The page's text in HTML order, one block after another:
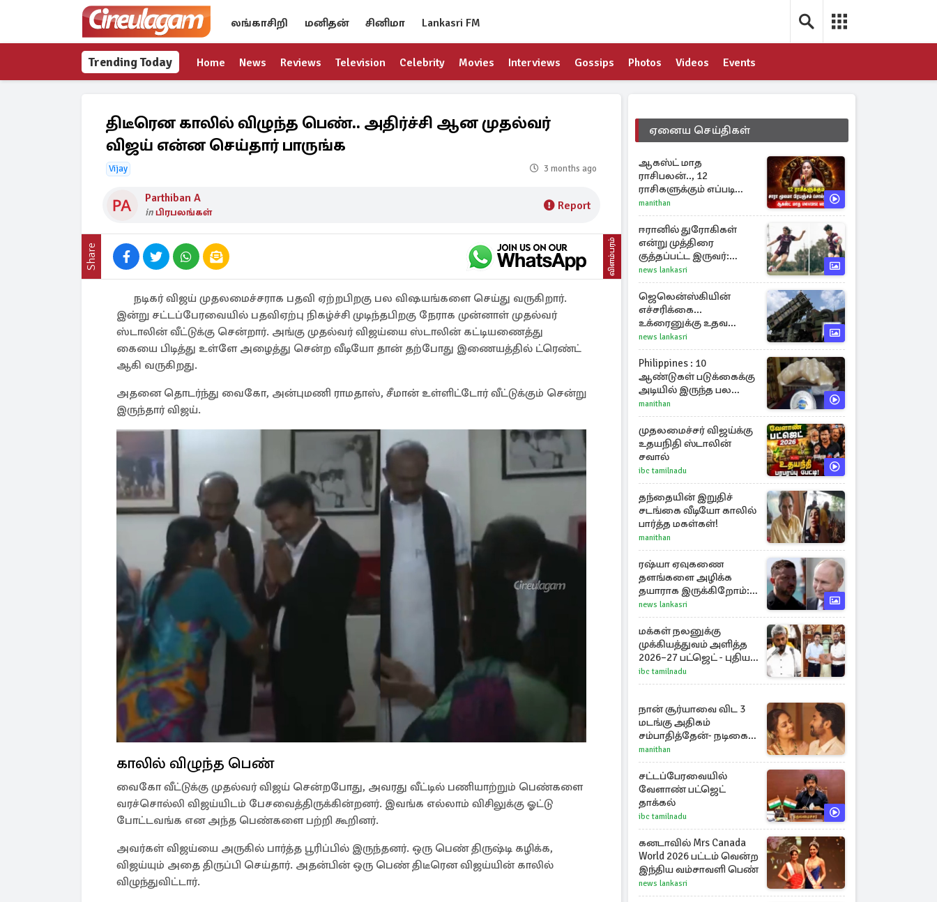
லங்காசிறி மனிதன் சினிமா Lankasri FM
Trending Today Home News Reviews Television Celebrity Movies Interviews Gossips Photos Videos Events
திடீரென காலில் விழுந்த பெண்.. அதிர்ச்சி ஆன முதல்வர்
விஜய் என்ன செய்தார் பாருங்க
Vijay 3 months ago
Parthiban A
inபிரபலங்கள் Report
Share விளம்பரம்
நடிகர் விஜய் முதலமைச்சராக பதவி ஏற்றபிறகு பல விஷயங்களை செய்து வருகிறார்.
இன்று சட்டப்பேரவையில் பதவிஏற்பு நிகழ்ச்சி முடிந்தபிறகு நேராக முன்னாள் முதல்வர்
ஸ்டாலின் வீட்டுக்கு சென்றார். அங்கு முதல்வர் விஜய்யை ஸ்டாலின் கட்டியணைத்து
கையை பிடித்து உள்ளே அழைத்து சென்ற வீடியோ தான் தற்போது இணையத்தில் ட்ரெண்ட்
ஆகி வருகிறது.
அதனை தொடர்ந்து வைகோ, அன்புமணி ராமதாஸ், சீமான் உள்ளிட்டோர் வீட்டுக்கும் சென்று
இருந்தார் விஜய்.
காலில் விழுந்த பெண்
வைகோ வீட்டுக்கு முதல்வர் விஜய் சென்றபோது, அவரது வீட்டில் பணியாற்றும் பெண்களை
வரச்சொல்லி விஜய்யிடம் பேசவைத்திருக்கின்றனர். இவங்க எல்லாம் விசிலுக்கு ஓட்டு
போட்டவங்க என அந்த பெண்களை பற்றி கூறினர்.
அவர்கள் விஜய்யை அருகில் பார்த்த பூரிப்பில் இருந்தனர். ஒரு பெண் திருஷ்டி கழிக்க,
விஜய்யும் அதை திருப்பி செய்தார். அதன்பின் ஒரு பெண் திடீரென விஜய்யின் காலில்
விழுந்துவிட்டார்.
ஏனைய செய்திகள்
ஆகஸ்ட் மாத
ராசிபலன்.., 12
ராசிகளுக்கும் எப்படி
இருக்கும்?
manithan
ஈரானில் துரோகிகள்
என்று முத்திரை
குத்தப்பட்ட இருவர்:
குடியுரிமை அளித்த நாடு
news lankasri
ஜெலென்ஸ்கியின்
எச்சரிக்கை...
உக்ரைனுக்கு உதவ
தீவிரமாகக் களமிறங்கிய
நேட்டோ
news lankasri
Philippines : 10
ஆண்டுகள் படுக்கைக்கு
அடியில் இருந்த பல
கோடி மதிப்புள்ள அரிய
முத்து!
manithan
முதலமைச்சர் விஜய்க்கு
உதயநிதி ஸ்டாலின்
சவால்
ibc tamilnadu
தந்தையின் இறுதிச்
சடங்கை வீடியோ காலில்
பார்த்த மகள்கள்!
manithan
ரஷ்யா ஏவுகணை
தளங்களை அழிக்க
தயாராக இருக்கிறோம்:
எச்சரிக்கை விடுத்த
ஜெலென்ஸ்கி
news lankasri
மக்கள் நலனுக்கு
முக்கியத்துவம் அளித்த
2026–27 பட்ஜெட் - புதிய
நலத்திட்டங்கள்
என்னென்ன?
ibc tamilnadu
நான் சூர்யாவை விட 3
மடங்கு அதிகம்
சம்பாதித்தேன்- நடிகை
ஜோதிகா
manithan
சட்டப்பேரவையில்
வேளாண் பட்ஜெட்
தாக்கல்
ibc tamilnadu
கனடாவில் Mrs Canada
World 2026 பட்டம் வென்ற
இந்திய வம்சாவளி பெண்
news lankasri